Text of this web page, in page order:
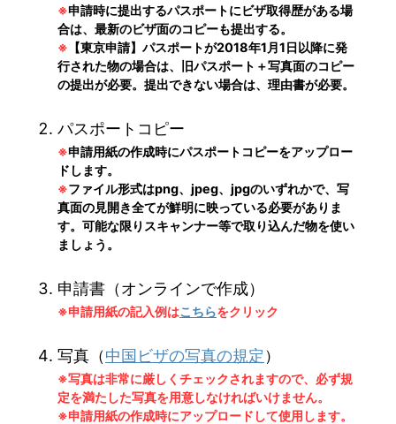
※申請時に提出するパスポートにビザ取得歴がある場
合は、最新のビザ面のコピーも提出する。
※ 【東京申請】パスポートが2018年1月1日以降に発
行された物の場合は、旧パスポート＋写真面のコピー
の提出が必要。提出できない場合は、理由書が必要。
パスポートコピー
※申請用紙の作成時にパスポートコピーをアップロー
ドします。
※ファイル形式はpng、jpeg、jpgのいずれかで、写
真面の見開き全てが鮮明に映っている必要がありま
す。可能な限りスキャンナー等で取り込んだ物を使い
ましょう。
申請書（オンラインで作成）
※申請用紙の記入例はこちらをクリック
写真（中国ビザの写真の規定 ）
※写真は非常に厳しくチェックされますので、必ず規
定を満たした写真を用意しなければいけません。
※申請用紙の作成時にアップロードして使用します。